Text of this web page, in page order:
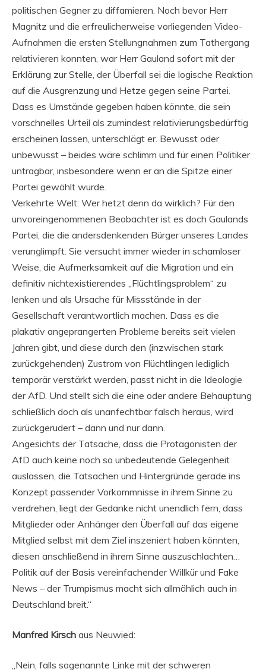
politischen Gegner zu diffamieren. Noch bevor Herr
Magnitz und die erfreulicherweise vorliegenden Video-
Aufnahmen die ersten Stellungnahmen zum Tathergang
relativieren konnten, war Herr Gauland sofort mit der
Erklärung zur Stelle, der Überfall sei die logische Reaktion
auf die Ausgrenzung und Hetze gegen seine Partei.
Dass es Umstände gegeben haben könnte, die sein
vorschnelles Urteil als zumindest relativierungsbedürftig
erscheinen lassen, unterschlägt er. Bewusst oder
unbewusst – beides wäre schlimm und für einen Politiker
untragbar, insbesondere wenn er an die Spitze einer
Partei gewählt wurde.
Verkehrte Welt: Wer hetzt denn da wirklich? Für den
unvoreingenommenen Beobachter ist es doch Gaulands
Partei, die die andersdenkenden Bürger unseres Landes
verunglimpft. Sie versucht immer wieder in schamloser
Weise, die Aufmerksamkeit auf die Migration und ein
definitiv nichtexistierendes „Flüchtlingsproblem“ zu
lenken und als Ursache für Missstände in der
Gesellschaft verantwortlich machen. Dass es die
plakativ angeprangerten Probleme bereits seit vielen
Jahren gibt, und diese durch den (inzwischen stark
zurückgehenden) Zustrom von Flüchtlingen lediglich
temporär verstärkt werden, passt nicht in die Ideologie
der AfD. Und stellt sich die eine oder andere Behauptung
schließlich doch als unanfechtbar falsch heraus, wird
zurückgerudert – dann und nur dann.
Angesichts der Tatsache, dass die Protagonisten der
AfD auch keine noch so unbedeutende Gelegenheit
auslassen, die Tatsachen und Hintergründe gerade ins
Konzept passender Vorkommnisse in ihrem Sinne zu
verdrehen, liegt der Gedanke nicht unendlich fern, dass
Mitglieder oder Anhänger den Überfall auf das eigene
Mitglied selbst mit dem Ziel inszeniert haben könnten,
diesen anschließend in ihrem Sinne auszuschlachten…
Politik auf der Basis vereinfachender Willkür und Fake
News – der Trumpismus macht sich allmählich auch in
Deutschland breit.“
Manfred Kirsch aus Neuwied:
„Nein, falls sogenannte Linke mit der schweren